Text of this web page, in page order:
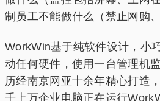
制员工不能做什么（禁止网购
WorkWin基于纯软件设计，小
动任何硬件，使用一台管理机
历经南京网亚十余年精心打造
千上万企业电脑正在运行